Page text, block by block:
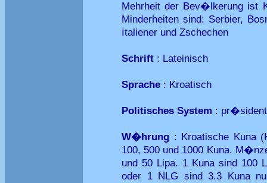
Mehrheit der Bev�lkerung ist
Minderheiten sind: Serbier,
Italiener und Zschechen
Schrift : Lateinisch
Sprache : Kroatisch
Politisches System :
W�hrung : Kroatische Kuna
100, 500 und 1000 Kuna.
und 50 Lipa. 1 Kuna sind 100
oder 1 NLG sind 3.3 Kuna